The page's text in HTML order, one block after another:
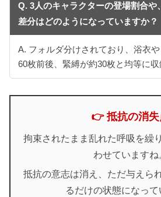
Q. 3人のキャラクターの登場割合や
差分はどのようになっていますか？
A. フォルダ分けされており、浴衣
60枚前後、緊縛が約30枚と均等に収
👉 抵抗の消失
拘束されたまま乱れた呼吸を繰
わせていますね
抵抗の意志は消え、ただ与えら
るだけの状態になって